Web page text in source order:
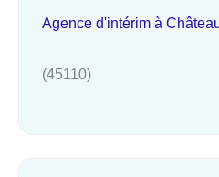
Agence d'intérim à
(45110)